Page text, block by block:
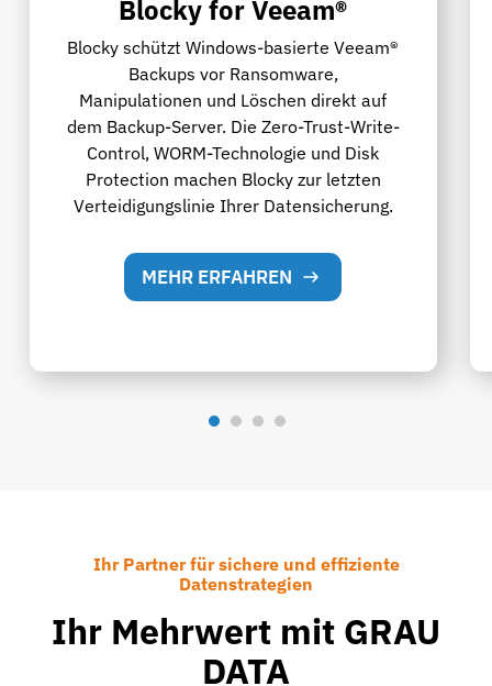
Blocky for Veeam®
Blocky schützt Windows-basierte Veeam®
Backups vor Ransomware,
Manipulationen und Löschen direkt auf
dem Backup-Server. Die Zero-Trust-Write-
Control, WORM-Technologie und Disk
Protection machen Blocky zur letzten
Verteidigungslinie Ihrer Datensicherung.
MEHR ERFAHREN
Ihr Partner für sichere und effiziente
Datenstrategien
Ihr Mehrwert mit GRAU
DATA